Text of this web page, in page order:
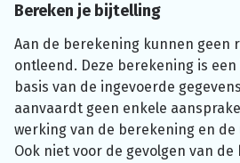
Bereken je bijtelling
Aan de berekening kunnen geen
ontleend. Deze berekening is
basis van de ingevoerde
aanvaardt geen enkele
werking van de berekening en
Ook niet voor de gevolgen van de